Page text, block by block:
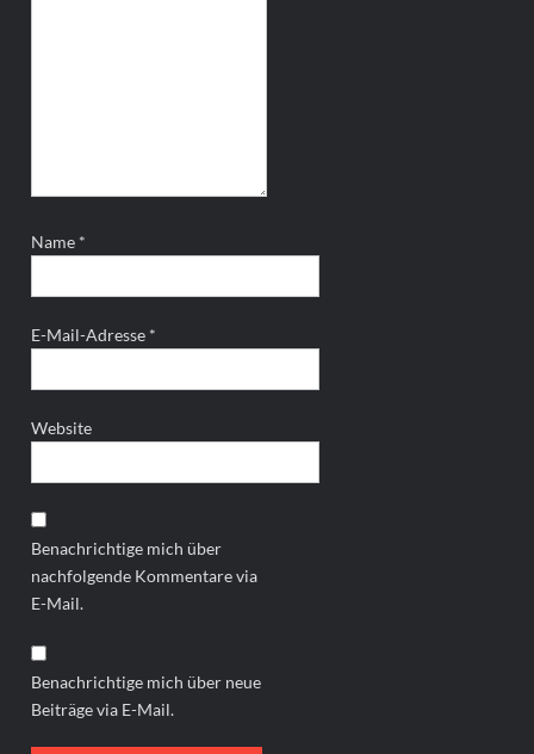
Name *
E-Mail-Adresse *
Website
Benachrichtige mich über
nachfolgende Kommentare via
E-Mail.
Benachrichtige mich über neue
Beiträge via E-Mail.